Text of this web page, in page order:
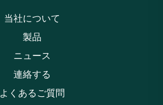
当社について
製品
ニュース
連絡する
よくあるご質問